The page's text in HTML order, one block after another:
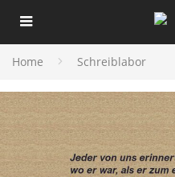
Home Schreiblabor